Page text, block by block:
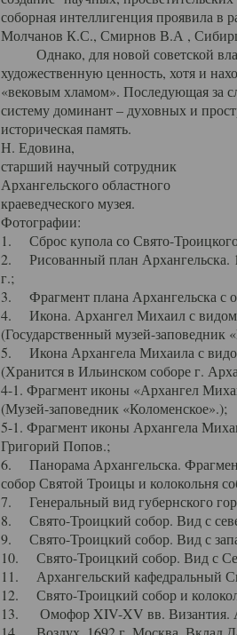
соборная интеллигенция проявила в
Молчанов К.С., Смирнов В.А ,
Однако, для новой советской
художественную ценность, хотя и
«вековым хламом». Последующая за
систему доминант – духовных и
историческая память.
Н. Едовина,
старший научный сотрудник
Архангельского областного
краеведческого музея.
Фотографии:
1. Сброс купола со Свято-
2. Рисованный план Архангельска.
г.;
3. Фрагмент плана Архангельска с
4. Икона. Архангел Михаил с видом
(Государственный музей-заповедник
5. Икона Архангела Михаила с
(Хранится в Ильинском соборе г.
4-1. Фрагмент иконы «Архангел
(Музей-заповедник «Коломенское».);
5-1. Фрагмент иконы Архангела
Григорий Попов.;
6. Панорама Архангельска.
собор Святой Троицы и колокольня
7. Генеральный вид губернского
8. Свято-Троицкий собор. Вид с
9. Свято-Троицкий собор. Вид с
10. Свято-Троицкий собор. Вид с
11. Архангельский кафедральный
12. Свято-Троицкий собор и
13. Омофор XIV-XV вв.